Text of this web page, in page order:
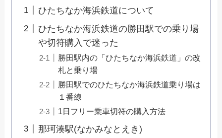
ひたちなか海浜鉄道について
ひたちなか海浜鉄道の勝田駅での乗り場
や切符購入で迷った
勝田駅内の「ひたちなか海浜鉄道」の改
札と乗り場
勝田駅でのひたちなか海浜鉄道乗り場は
１番線
1日フリー乗車切符の購入方法
那珂湊駅(なかみなとえき)